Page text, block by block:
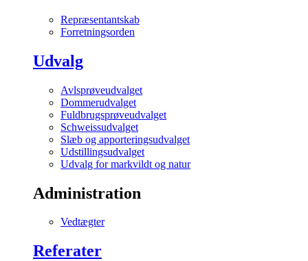
Repræsentantskab
Forretningsorden
Udvalg
Avlsprøveudvalget
Dommerudvalget
Fuldbrugsprøveudvalget
Schweissudvalget
Slæb og apporteringsudvalget
Udstillingsudvalget
Udvalg for markvildt og natur
Administration
Vedtægter
Referater